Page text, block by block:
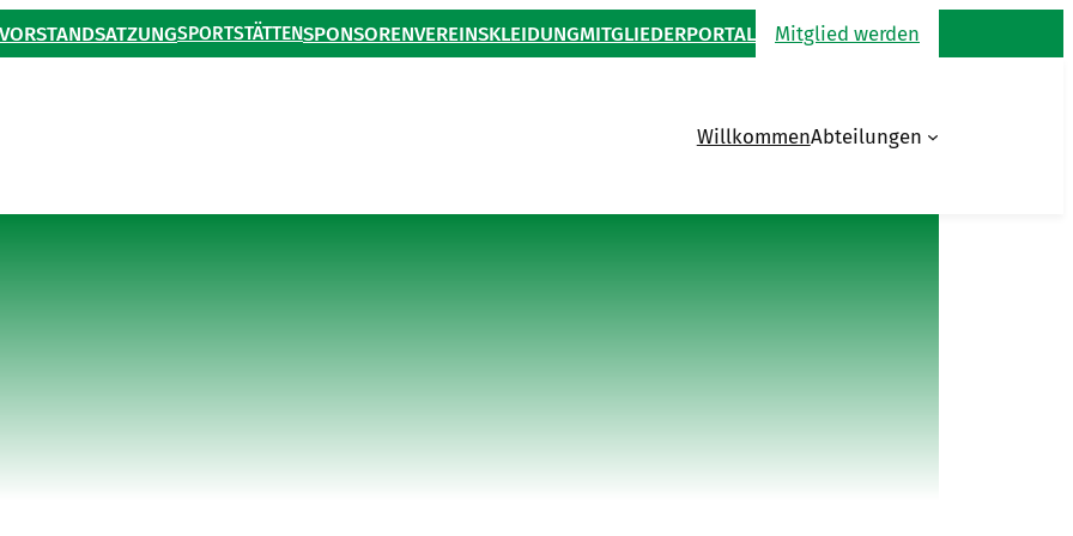
VORSTANDSATZUNGSPORTSTÄTTENSPONSORENVEREINSKLEIDUNGMITGLIEDERPORTAL Mitglied werden
WillkommenAbteilungen